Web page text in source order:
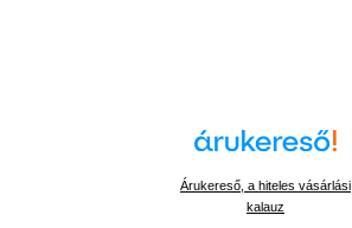
Árukereső, a hiteles vásárlási
kalauz